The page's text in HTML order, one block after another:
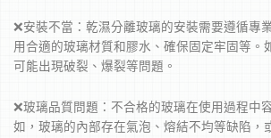
❌安裝不當：乾濕分離玻璃的安裝需要遵循專
用合適的玻璃材質和膠水、確保固定牢固等。
可能出現破裂、爆裂等問題。
❌玻璃品質問題：不合格的玻璃在使用過程中
如，玻璃的內部存在氣泡、熔結不均等缺陷，